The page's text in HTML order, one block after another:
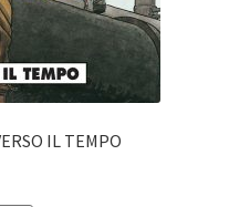
IL TEMPO